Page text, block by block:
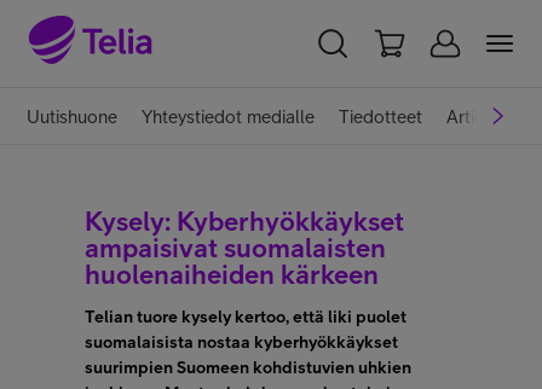
YKSITYISILLE YRITYKSILLE WHOLESALE
Telia yrityksenä
Vastuullisuus
Uutishuone Yhteystiedot medialle Tiedotteet Artikkelit
Kysely: Kyberhyökkäykset
ampaisivat suomalaisten
huolenaiheiden kärkeen
Telian tuore kysely kertoo, että liki puolet
suomalaisista nostaa kyberhyökkäykset
suurimpien Suomeen kohdistuvien uhkien